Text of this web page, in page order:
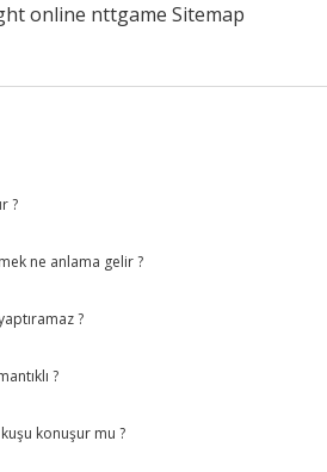
online nttgame Sitemap
?
ne anlama gelir ?
?
?
konuşur mu ?